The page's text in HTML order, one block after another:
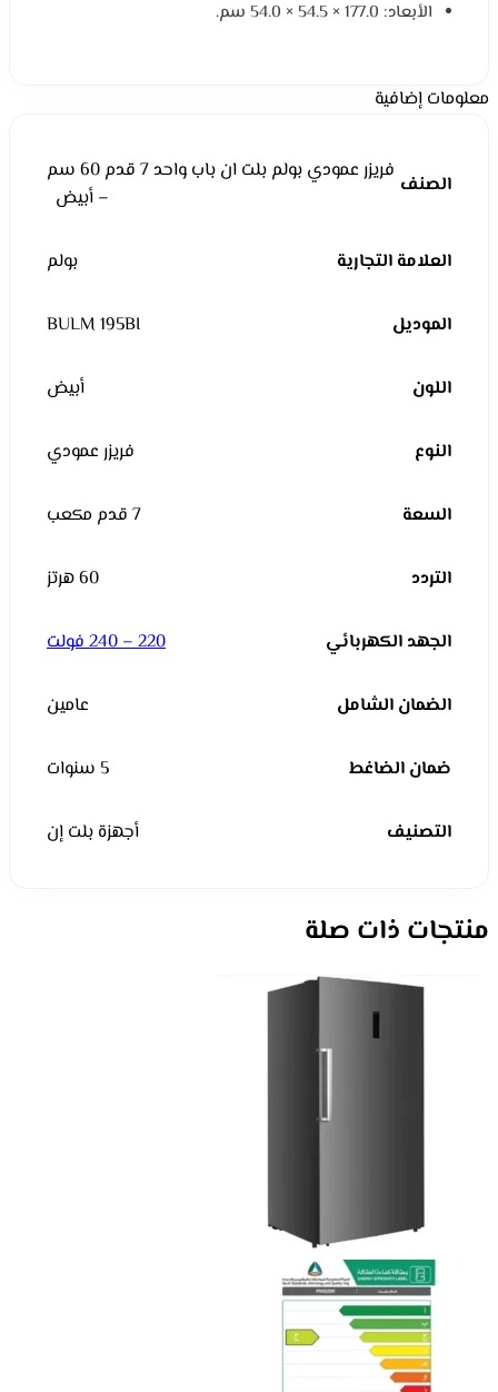
الأبعاد: 177.0 × 54.5 × 54.0 سم.
معلومات إضافية
الصنف
فريزر عمودي بولم بلت ان باب واحد 7 قدم 60 سم
– أبيض
العلامة التجارية بولم
الموديل BULM 195BI
اللون أبيض
النوع فريزر عمودي
السعة 7 قدم مكعب
التردد 60 هرتز
الجهد الكهربائي 220 – 240 فولت
الضمان الشامل عامين
ضمان الضاغط 5 سنوات
التصنيف أجهزة بلت إن
منتجات ذات صلة